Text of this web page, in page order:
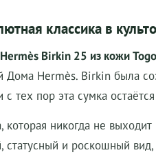
классика в
Birkin 25 из кожи
Hermès. Birkin была
пор эта сумка
никогда не
статусный и роскошный